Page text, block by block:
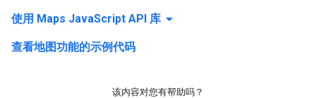
使用 Maps JavaScript API 库 arrow_drop_down
查看地图功能的示例代码
该内容对您有帮助吗？